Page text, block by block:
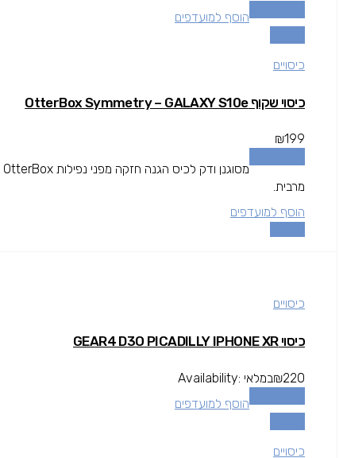
הוסף למועדפים
כיסויים
כיסוי שקוף OtterBox Symmetry – GALAXY S10e
₪199
מרבית.
הוסף למועדפים
כיסויים
כיסוי GEAR4 D3O PICADILLY IPHONE XR
₪220
Availability: במלאי
הוסף למועדפים
כיסויים